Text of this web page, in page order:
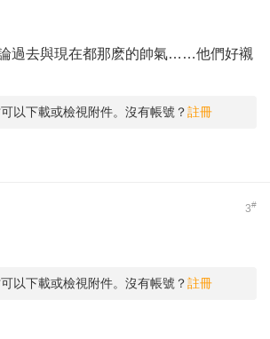
過去與現在都那麽的帥氣……他們好襯
以下載或檢視附件。沒有帳號？註冊
3#
以下載或檢視附件。沒有帳號？註冊